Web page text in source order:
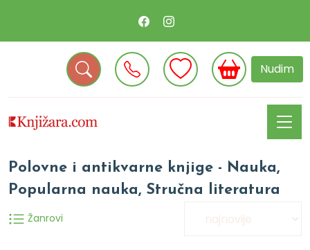
Nudim
Polovne i antikvarne knjige - Nauka,
Popularna nauka, Stručna literatura
Žanrovi